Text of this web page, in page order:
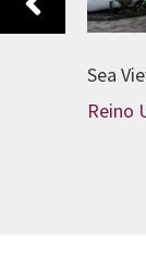
Sea
Reino